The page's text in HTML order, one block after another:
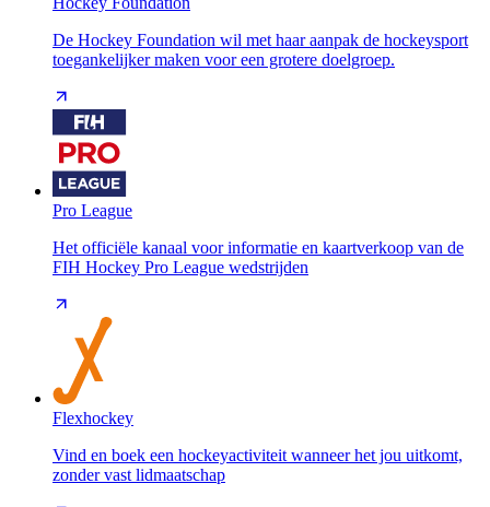
De Hockey Foundation wil met haar aanpak de hockeysport
toegankelijker maken voor een grotere doelgroep.
Pro League
Het officiële kanaal voor informatie en kaartverkoop van de
FIH Hockey Pro League wedstrijden
Flexhockey
Vind en boek een hockeyactiviteit wanneer het jou uitkomt,
zonder vast lidmaatschap